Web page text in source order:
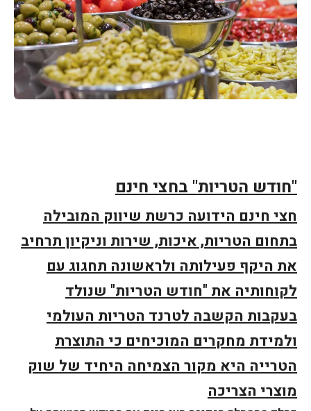
"חודש הטריות" בחצי חינם
חצי חינם הידועה כרשת שיווק המובילה
בתחום הטריות, איכות, שירות וניקיון תרחיב
את היקף פעילותה ולראשונה תחגוג עם
לקוחותיה את "חודש הטריות" שנולד
בעקבות הקשבה לטרנד הטריות העולמי
ולמידת מחקרים המוכיחים כי התוצרת
הטרייה היא מקור הצמיחה היחיד של שוק
מוצרי הצריכה